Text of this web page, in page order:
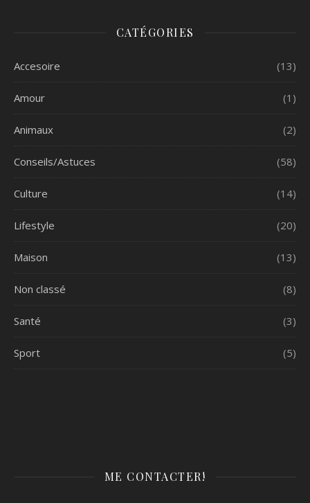
CATÉGORIES
Accesoire (13)
Amour (1)
Animaux (2)
Conseils/Astuces (58)
Culture (14)
Lifestyle (20)
Maison (13)
Non classé (8)
Santé (3)
Sport (5)
ME CONTACTER!